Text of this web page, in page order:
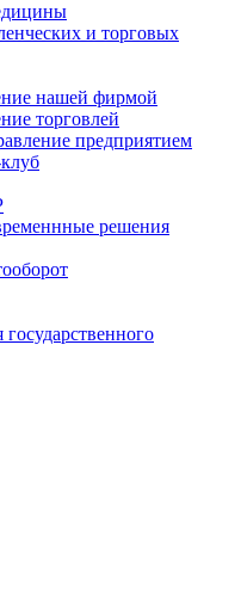
и торговых
нашей фирмой
торговлей
предприятием
решения